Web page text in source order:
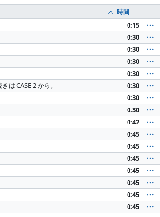
時間
0:15
0:30
0:30
0:30
0:30
は CASE-2 から。
0:30
0:30
0:30
0:42
0:45
0:45
0:45
0:45
0:45
0:45
0:45